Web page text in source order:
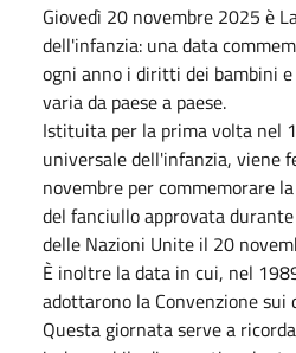
Giovedì 20 novembre 2025 è
dell'infanzia: una data
ogni anno i diritti dei bambini
varia da paese a paese.
Istituita per la prima volta nel
universale dell'infanzia, viene
novembre per commemorare
del fanciullo approvata
delle Nazioni Unite il 20
È inoltre la data in cui, nel
adottarono la Convenzione
Questa giornata serve a